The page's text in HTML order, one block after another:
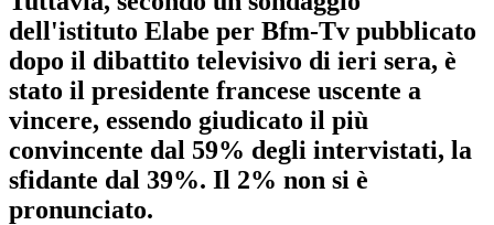
dell'istituto Elabe per Bfm-Tv pubblicato
dopo il dibattito televisivo di ieri sera, è
stato il presidente francese uscente a
vincere, essendo giudicato il più
convincente dal 59% degli intervistati, la
sfidante dal 39%. Il 2% non si è
pronunciato.